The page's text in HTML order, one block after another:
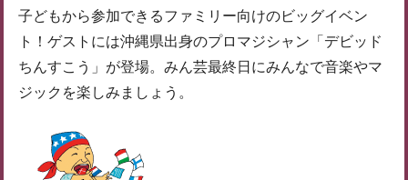
子どもから参加できるファミリー向けのビッグイベン
ト！ゲストには沖縄県出身のプロマジシャン「デビッド
ちんすこう」が登場。みん芸最終日にみんなで音楽やマ
ジックを楽しみましょう。